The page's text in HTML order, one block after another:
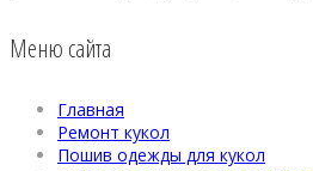
Меню сайта
Главная
Ремонт кукол
Пошив одежды для кукол